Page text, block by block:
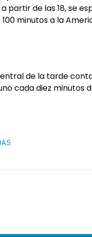
partir de las 18, se
minutos a la
de la tarde
cada diez minutos